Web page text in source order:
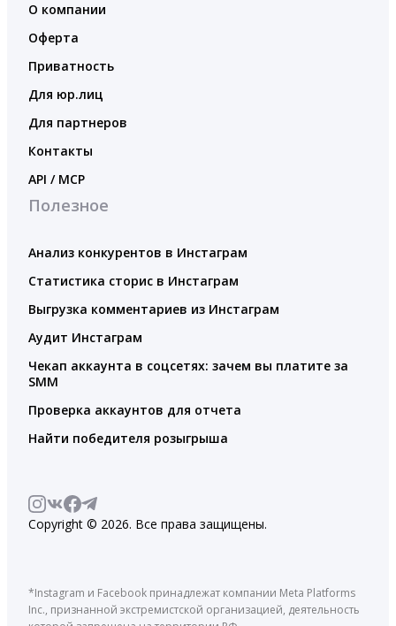
О компании
Оферта
Приватность
Для юр.лиц
Для партнеров
Контакты
API / MCP
Полезное
Анализ конкурентов в Инстаграм
Статистика сторис в Инстаграм
Выгрузка комментариев из Инстаграм
Аудит Инстаграм
Чекап аккаунта в соцсетях: зачем вы платите за
SMM
Проверка аккаунтов для отчета
Найти победителя розыгрыша
Copyright © 2026. Все права защищены.
*Instagram и Facebook принадлежат компании Meta Platforms
Inc., признанной экстремистской организацией, деятельность